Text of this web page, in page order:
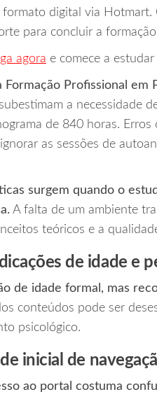
digital via Hotmart.
para concluir a
agora e comece a
Formação Profissional em
a necessidade
de 840 horas.
as sessões de
surgem quando o
A falta de um ambiente
teóricos e a
de idade e
de idade formal, mas
conteúdos pode ser
psicológico.
inicial de
ao portal costuma